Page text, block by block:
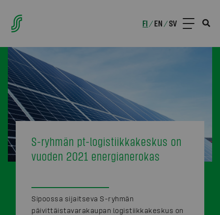
FI /EN /SV
S-ryhmän pt-logistiikkakeskus on
vuoden 2021 energianerokas
Sipoossa sijaitseva S-ryhmän
päivittäistavarakaupan logistiikkakeskus on